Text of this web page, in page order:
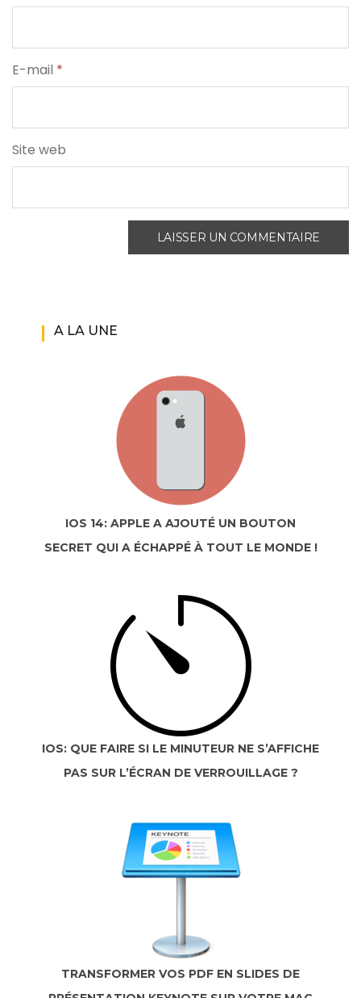
E-mail *
Site web
A LA UNE
IOS 14: APPLE A AJOUTÉ UN BOUTON
SECRET QUI A ÉCHAPPÉ À TOUT LE MONDE !
IOS: QUE FAIRE SI LE MINUTEUR NE S’AFFICHE
PAS SUR L’ÉCRAN DE VERROUILLAGE ?
TRANSFORMER VOS PDF EN SLIDES DE